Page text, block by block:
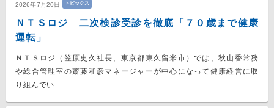
2026年7月20日 トピックス
ＮＴＳロジ 二次検診受診を徹底「７０歳まで健康
運転」
ＮＴＳロジ（笠原史久社長、東京都東久留米市）では、秋山香常務
や総合管理室の齋藤和彦マネージャーが中心になって健康経営に取
り組んでい...